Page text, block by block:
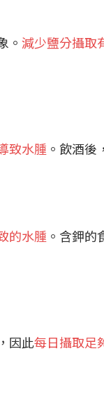
。 減少鹽分攝取
致水腫 。飲酒
的水腫 。含鉀
因此每日攝取足